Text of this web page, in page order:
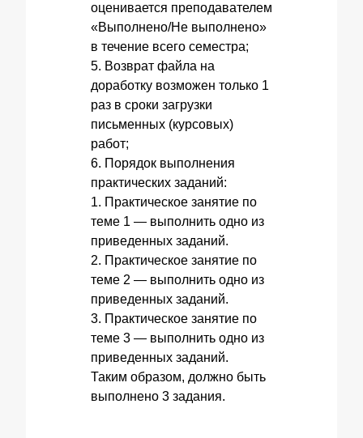
оценивается преподавателем
«Выполнено/Не выполнено»
в течение всего семестра;
5. Возврат файла на
доработку возможен только 1
раз в сроки загрузки
письменных (курсовых)
работ;
6. Порядок выполнения
практических заданий:
1. Практическое занятие по
теме 1 — выполнить одно из
приведенных заданий.
2. Практическое занятие по
теме 2 — выполнить одно из
приведенных заданий.
3. Практическое занятие по
теме 3 — выполнить одно из
приведенных заданий.
Таким образом, должно быть
выполнено 3 задания.